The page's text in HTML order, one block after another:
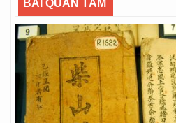
BÀI QUAN TÂM